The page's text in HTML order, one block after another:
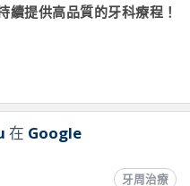
續提供高品質的牙科療程！
在 Google
牙周治療